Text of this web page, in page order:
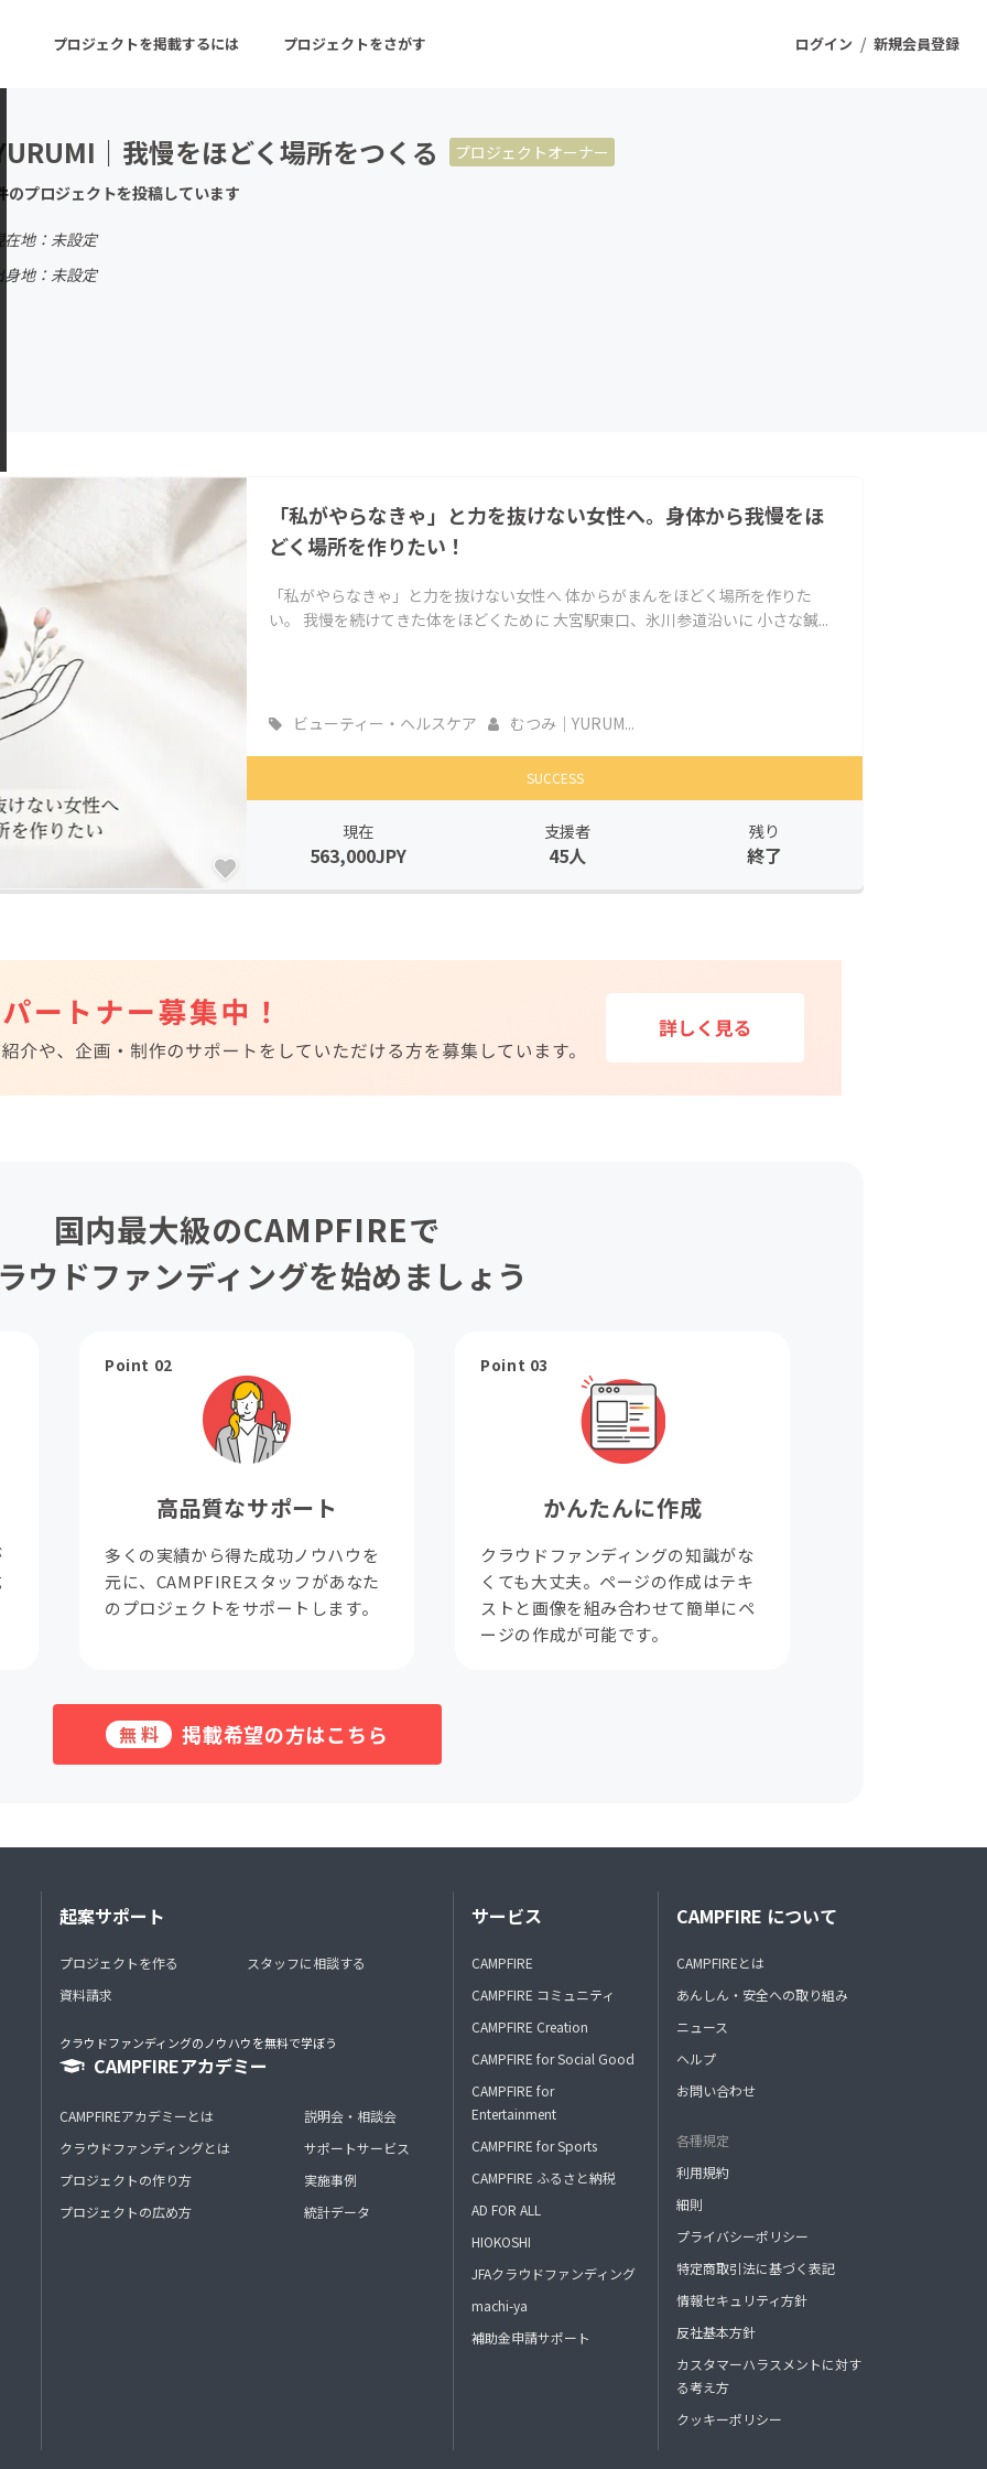
ログイン / 新規会員登録
プロジェクトを掲載するには プロジェクトをさがす
ーン 注目の新着プロジェクト
音楽
CAMPFIRE for Social Good
CAMPFIRE Creation
CAMPFIREふるさと納税
machi-ya コミュニティ
｜我慢をほどく場所をつくる
プロジェクトオーナー
のプロジェクトを投稿しています
在地：未設定
身地：未設定
「私がやらなきゃ」と力を抜けない女性へ。身体から我慢をほ
どく場所を作りたい！
「私がやらなきゃ」と力を抜けない女性へ 体からがまんをほどく場所を作りた
い。 我慢を続けてきた体をほどくために 大宮駅東口、氷川参道沿いに 小さな鍼...
ビューティー・ヘルスケア むつみ｜YURUM...
SUCCESS
現在
563,000JPY
支援者
45人
残り
終了
国内最大級のCAMPFIREで
ウドファンディングを始めましょう
Point 02
高品質なサポート
多くの実績から得た成功ノウハウを
元に、CAMPFIREスタッフがあなた
のプロジェクトをサポートします。
Point 03
かんたんに作成
クラウドファンディングの知識がな
くても大丈夫。ページの作成はテキ
ストと画像を組み合わせて簡単にペ
ージの作成が可能です。
無料 掲載希望の方はこちら
起案サポート
プロジェクトを作る
資料請求
スタッフに相談する
クラウドファンディングのノウハウを無料で学ぼう
CAMPFIREアカデミー
CAMPFIREアカデミーとは
クラウドファンディングとは
プロジェクトの作り方
プロジェクトの広め方
説明会・相談会
サポートサービス
実施事例
統計データ
サービス
CAMPFIRE
CAMPFIRE コミュニティ
CAMPFIRE Creation
CAMPFIRE for Social Good
CAMPFIRE for
Entertainment
CAMPFIRE for Sports
CAMPFIRE ふるさと納税
AD FOR ALL
HIOKOSHI
JFAクラウドファンディング
machi-ya
補助金申請サポート
CAMPFIRE について
CAMPFIREとは
あんしん・安全への取り組み
ニュース
ヘルプ
お問い合わせ
各種規定
利用規約
細則
プライバシーポリシー
特定商取引法に基づく表記
情報セキュリティ方針
反社基本方針
カスタマーハラスメントに対す
る考え方
クッキーポリシー